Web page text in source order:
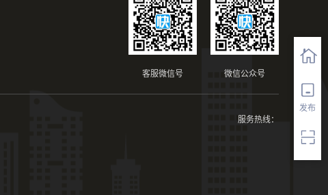
发布
微信公众号
客服微信号
服务热线：